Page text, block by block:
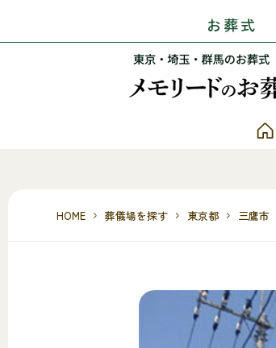
お葬式
HOME 葬儀場を探す 東京都 三鷹市